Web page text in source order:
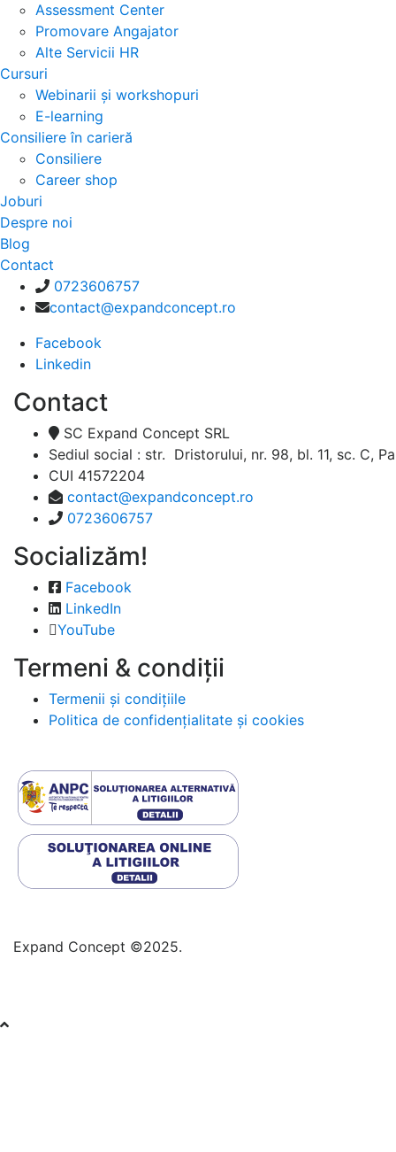
Assessment Center
Promovare Angajator
Alte Servicii HR
Cursuri
Webinarii și workshopuri
E-learning
Consiliere în carieră
Consiliere
Career shop
Joburi
Despre noi
Blog
Contact
0723606757
contact@expandconcept.ro
Facebook
Linkedin
Contact
SC Expand Concept SRL
Sediul social : str. Dristorului, nr. 98, bl. 11, sc. C,
CUI 41572204
contact@expandconcept.ro
0723606757
Socializăm!
Facebook
LinkedIn
YouTube
Termeni & condiții
Termenii și condițiile
Politica de confidențialitate și cookies
Expand Concept ©2025.